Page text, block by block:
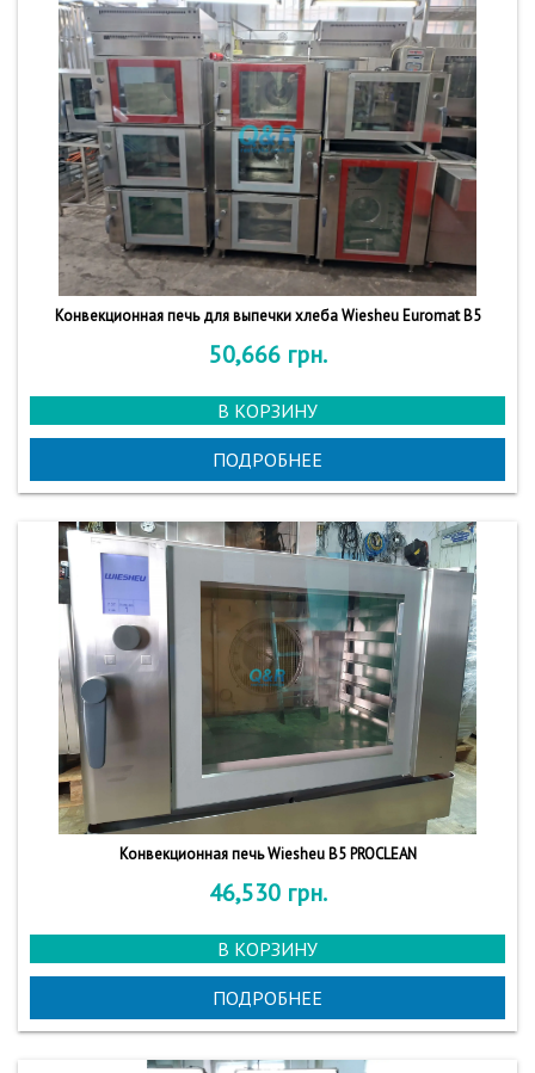
Конвекционная печь для выпечки хлеба Wiesheu Euromat B5
50,666 грн.
В КОРЗИНУ
ПОДРОБНЕЕ
Конвекционная печь Wiesheu B5 PROCLEAN
46,530 грн.
В КОРЗИНУ
ПОДРОБНЕЕ